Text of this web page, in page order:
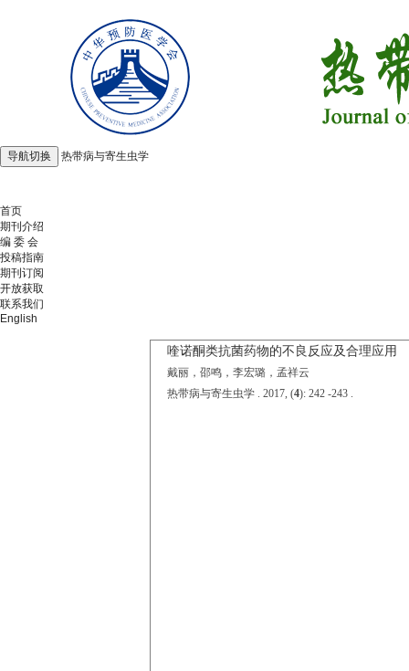
导航切换 热带病与寄生虫学
首页
期刊介绍
编 委 会
投稿指南
期刊订阅
开放获取
联系我们
English
喹诺酮类抗菌药物的不良反应及合理应用
戴丽，邵鸣，李宏璐，孟祥云
热带病与寄生虫学 . 2017, (4): 242 -243 .